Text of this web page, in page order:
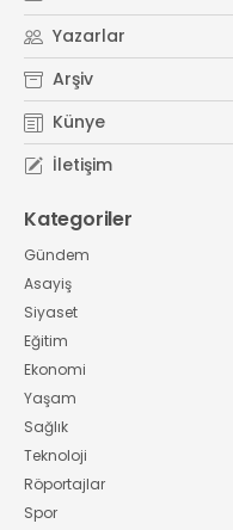
Yazarlar
Arşiv
Künye
İletişim
Kategoriler
Gündem
Asayiş
Siyaset
Eğitim
Ekonomi
Yaşam
Sağlık
Teknoloji
Röportajlar
Spor